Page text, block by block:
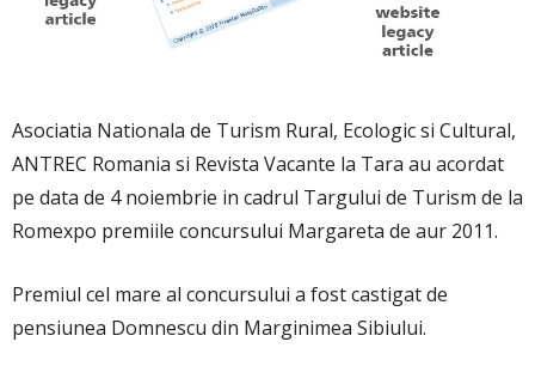
Asociatia Nationala de Turism Rural, Ecologic si Cultural,
ANTREC Romania si Revista Vacante la Tara au acordat
pe data de 4 noiembrie in cadrul Targului de Turism de la
Romexpo premiile concursului Margareta de aur 2011.
Premiul cel mare al concursului a fost castigat de
pensiunea Domnescu din Marginimea Sibiului.